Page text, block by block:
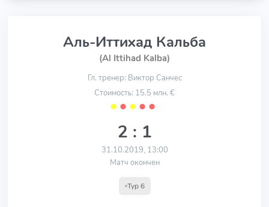
Аль-Иттихад Кальба
(Al Ittihad Kalba)
Гл. тренер: Виктор Санчес
Стоимость: 15.5 млн. €
⬤ ⬤ ⬤ ⬤ ⬤
2 : 1
31.10.2019, 13:00
Матч окончен
Тур 6